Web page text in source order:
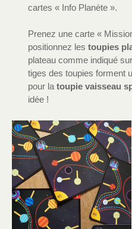
cartes « Info Planète ».
Prenez une carte «
positionnez les toupies
plateau comme indiqué
tiges des toupies forment
pour la toupie vaisseau
idée !